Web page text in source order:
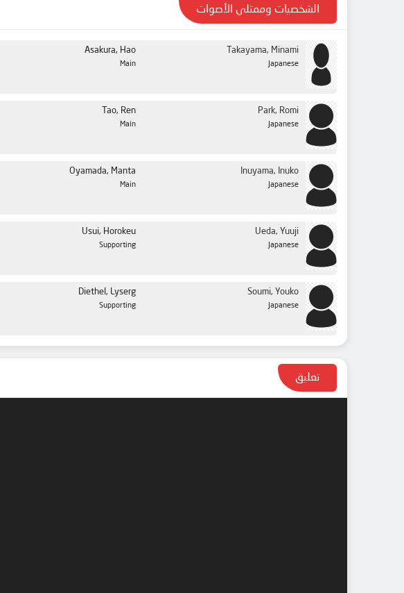
الحلقة 33
الحلقة 34
الحلقة 35
الحلقة 36
الحلقة 38
الحلقة 39
الحلقة 40
الحلقة 41
الحلقة 42
الحلقة 43
الحلقة 44
الحلقة 46
الحلقة 47
الحلقة 48
الحلقة 49
الحلقة 50
الشخصيات وممثلي الأصوات
Asakura, Hao
Main
Takayama, Minami
Japanese
Tao, Ren
Main
Park, Romi
Japanese
Oyamada, Manta
Main
Inuyama, Inuko
Japanese
Usui, Horokeu
Supporting
Ueda, Yuuji
Japanese
Diethel, Lyserg
Supporting
Soumi, Youko
Japanese
تعليق